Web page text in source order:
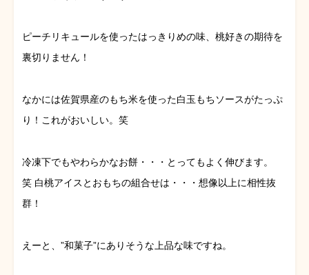
ピーチリキュールを使ったはっきりめの味、桃好きの期待を
裏切りません！
なかには佐賀県産のもち米を使った白玉もちソースがたっぷ
り！これがおいしい。笑
冷凍下でもやわらかなお餅・・・とってもよく伸びます。
笑 白桃アイスとおもちの組合せは・・・想像以上に相性抜
群！
えーと、”和菓子”にありそうな上品な味ですね。